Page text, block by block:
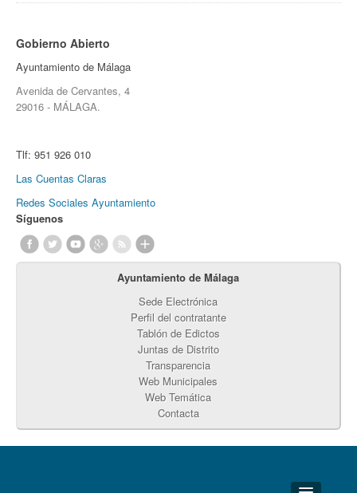
Gobierno Abierto
Ayuntamiento de Málaga
Avenida de Cervantes, 4
29016 - MÁLAGA.
Tlf: 951 926 010
Las Cuentas Claras
Redes Sociales Ayuntamiento
Síguenos
Ayuntamiento de Málaga
Sede Electrónica
Perfil del contratante
Tablón de Edictos
Juntas de Distrito
Transparencia
Web Municipales
Web Temática
Contacta